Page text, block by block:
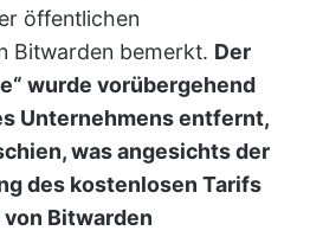
öffentlichen
Bitwarden bemerkt. Der
wurde vorübergehend
Unternehmens entfernt,
was angesichts der
des kostenlosen Tarifs
Bitwarden